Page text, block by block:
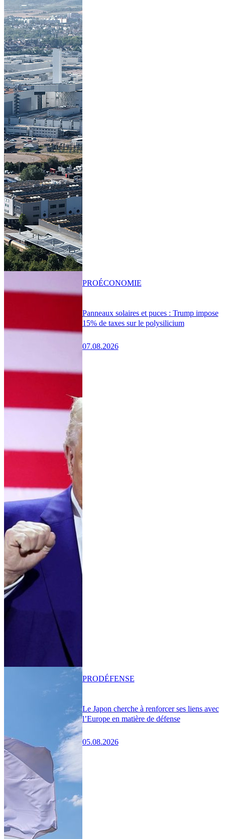
Panneaux solaires et puces : Trump impose
15% de taxes sur le polysilicium
07.08.2026
PROÉCONOMIE
Le Japon cherche à renforcer ses liens avec
l’Europe en matière de défense
05.08.2026
PRODÉFENSE